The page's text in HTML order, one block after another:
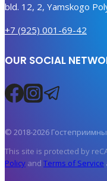
bld. 12, 2, Yamskogo
+7 (925) 001-69-42
OUR SOCIAL
© 2018-2026
This site is protected by
Policy and Terms of Service